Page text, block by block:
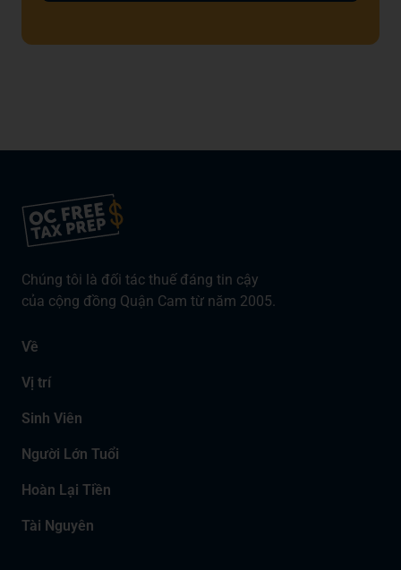
Chúng tôi là đối tác thuế đáng tin cậy
của cộng đồng Quận Cam từ năm 2005.
Về
Vị trí
Sinh Viên
Người Lớn Tuổi
Hoàn Lại Tiền
Tài Nguyên